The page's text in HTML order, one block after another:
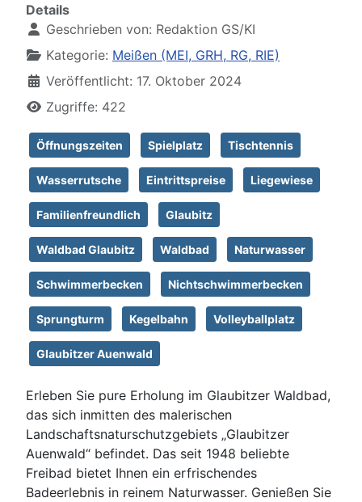
Details
Geschrieben von: Redaktion GS/KI
Kategorie: Meißen (MEI, GRH, RG, RIE)
Veröffentlicht: 17. Oktober 2024
Zugriffe: 422
Öffnungszeiten Spielplatz Tischtennis
Wasserrutsche Eintrittspreise Liegewiese
Familienfreundlich Glaubitz
Waldbad Glaubitz Waldbad Naturwasser
Schwimmerbecken Nichtschwimmerbecken
Sprungturm Kegelbahn Volleyballplatz
Glaubitzer Auenwald
Erleben Sie pure Erholung im Glaubitzer Waldbad,
das sich inmitten des malerischen
Landschaftsnaturschutzgebiets „Glaubitzer
Auenwald“ befindet. Das seit 1948 beliebte
Freibad bietet Ihnen ein erfrischendes
Badeerlebnis in reinem Naturwasser. Genießen Sie